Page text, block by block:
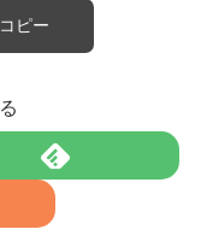
コピー